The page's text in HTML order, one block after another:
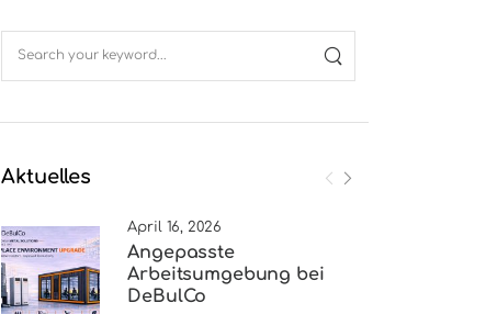
Aktuelles
April 16, 2026
Angepasste
Arbeitsumgebung bei
DeBulCo